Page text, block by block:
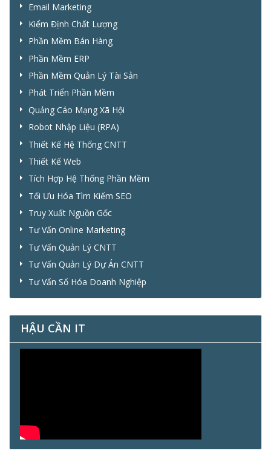
Email Marketing
Kiểm Định Chất Lượng
Phần Mềm Bán Hàng
Phần Mềm ERP
Phần Mềm Quản Lý Tài Sản
Phát Triển Phần Mềm
Quảng Cáo Mạng Xã Hội
Robot Nhập Liệu (RPA)
Thiết Kế Hệ Thống CNTT
Thiết Kế Web
Tích Hợp Hệ Thống Phần Mềm
Tối Ưu Hóa Tìm Kiếm SEO
Truy Xuất Nguồn Gốc
Tư Vấn Online Marketing
Tư Vấn Quản Lý CNTT
Tư Vấn Quản Lý Dự Án CNTT
Tư Vấn Số Hóa Doanh Nghiệp
HẬU CẦN IT